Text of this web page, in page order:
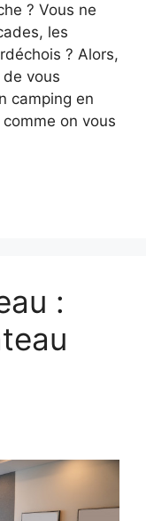
? Vous ne
les
? Alors,
vous
camping en
on vous
: